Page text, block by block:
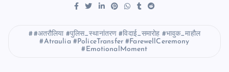
#अतरौलिया #पुलिस_स्थानांतरण #विदाई_समारोह #भावुक_माहौल
#Atraulia #PoliceTransfer #FarewellCeremony
#EmotionalMoment